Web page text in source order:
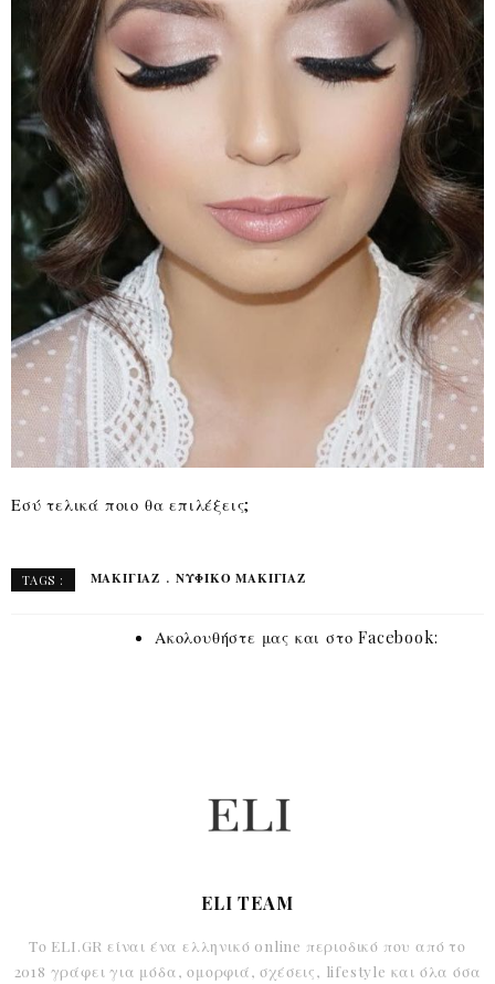
Εσύ τελικά ποιο θα επιλέξεις;
TAGS : ΜΑΚΙΓΙΑΖ ΝΥΦΙΚΟ ΜΑΚΙΓΙΑΖ
Ακολουθήστε μας και στο Facebook:
ELI TEAM
Το ELI.GR είναι ένα ελληνικό online περιοδικό που από το
2018 γράφει για μόδα, ομορφιά, σχέσεις, lifestyle και όλα όσα